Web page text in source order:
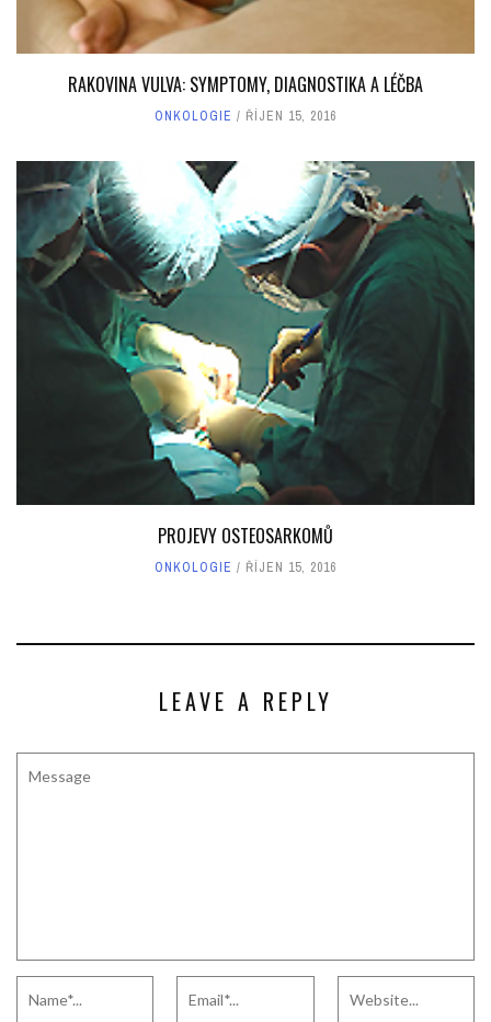
RAKOVINA VULVA: SYMPTOMY, DIAGNOSTIKA A LÉČBA
ONKOLOGIE ŘÍJEN 15, 2016
PROJEVY OSTEOSARKOMŮ
ONKOLOGIE ŘÍJEN 15, 2016
LEAVE A REPLY